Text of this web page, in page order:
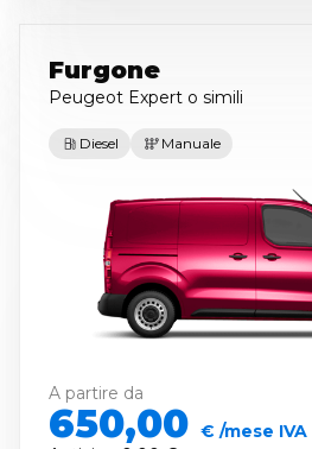
Furgone
Peugeot Expert o simili
Diesel Manuale
A partire da
650,00 € /mese